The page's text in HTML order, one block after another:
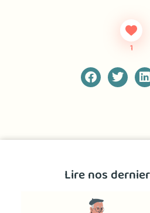
1
Lire nos